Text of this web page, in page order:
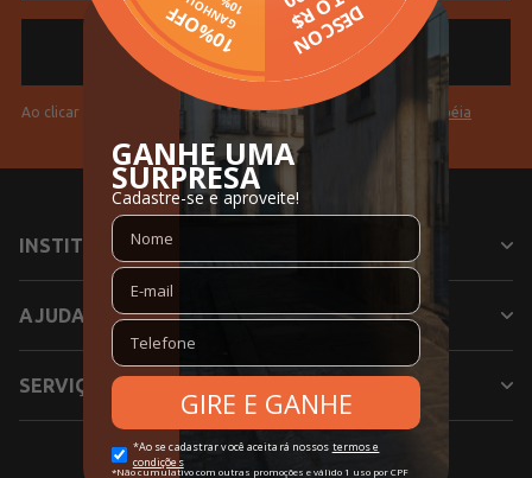
Ao clicar em "Cadastrar" você aceita osTermos de Uso da Pompéia
INSTITUCIONAL
AJUDA
SERVIÇOS
SIGA NOSSAS REDES SOCIAIS